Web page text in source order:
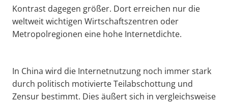
Kontrast dagegen größer. Dort erreichen nur die
weltweit wichtigen Wirtschaftszentren oder
Metropolregionen eine hohe Internetdichte.
In China wird die Internetnutzung noch immer stark
durch politisch motivierte Teilabschottung und
Zensur bestimmt. Dies äußert sich in vergleichsweise